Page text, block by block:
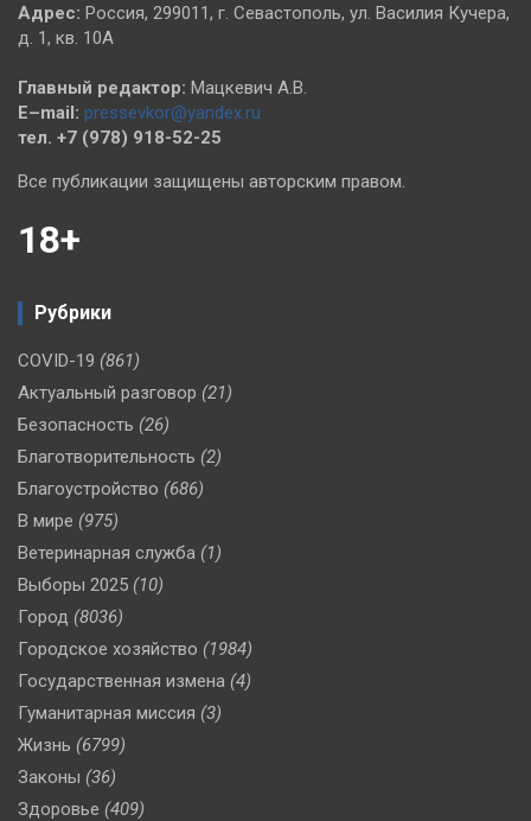
Адрес: Россия, 299011, г. Севастополь, ул. Василия Кучера,
д. 1, кв. 10А
Главный редактор: Мацкевич А.В.
E–mail: pressevkor@yandex.ru
тел. +7 (978) 918-52-25
Все публикации защищены авторским правом.
18+
Рубрики
COVID-19 (861)
Актуальный разговор (21)
Безопасность (26)
Благотворительность (2)
Благоустройство (686)
В мире (975)
Ветеринарная служба (1)
Выборы 2025 (10)
Город (8036)
Городское хозяйство (1984)
Государственная измена (4)
Гуманитарная миссия (3)
Жизнь (6799)
Законы (36)
Здоровье (409)